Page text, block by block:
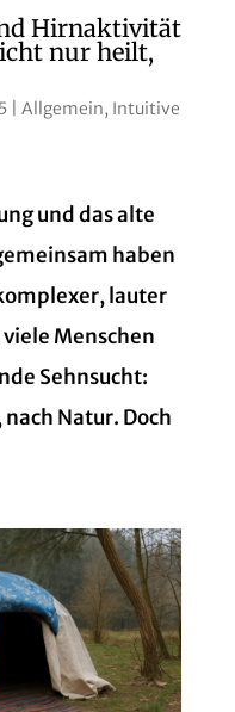
Hirnaktivität
nur heilt,
| Allgemein, Intuitive
und das alte
haben
lauter
Menschen
Sehnsucht:
Natur. Doch